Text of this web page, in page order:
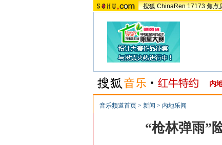
搜狐 ChinaRen 17173 焦点
内
音乐频道首页 > 新闻 > 内地乐闻
“枪林弹雨”